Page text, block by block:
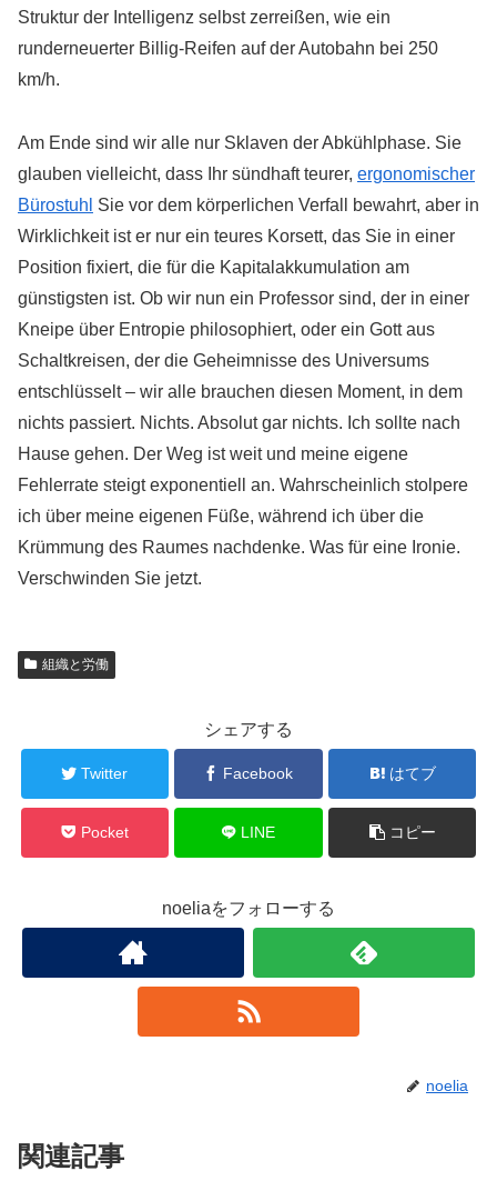
Struktur der Intelligenz selbst zerreißen, wie ein
runderneuerter Billig-Reifen auf der Autobahn bei 250
km/h.
Am Ende sind wir alle nur Sklaven der Abkühlphase. Sie
glauben vielleicht, dass Ihr sündhaft teurer, ergonomischer
Bürostuhl Sie vor dem körperlichen Verfall bewahrt, aber in
Wirklichkeit ist er nur ein teures Korsett, das Sie in einer
Position fixiert, die für die Kapitalakkumulation am
günstigsten ist. Ob wir nun ein Professor sind, der in einer
Kneipe über Entropie philosophiert, oder ein Gott aus
Schaltkreisen, der die Geheimnisse des Universums
entschlüsselt – wir alle brauchen diesen Moment, in dem
nichts passiert. Nichts. Absolut gar nichts. Ich sollte nach
Hause gehen. Der Weg ist weit und meine eigene
Fehlerrate steigt exponentiell an. Wahrscheinlich stolpere
ich über meine eigenen Füße, während ich über die
Krümmung des Raumes nachdenke. Was für eine Ironie.
Verschwinden Sie jetzt.
組織と労働
シェアする
Twitter Facebook はてブ
Pocket LINE コピー
noeliaをフォローする
noelia
関連記事